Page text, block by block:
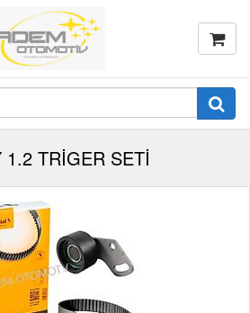
1.2 TRİGER SETİ